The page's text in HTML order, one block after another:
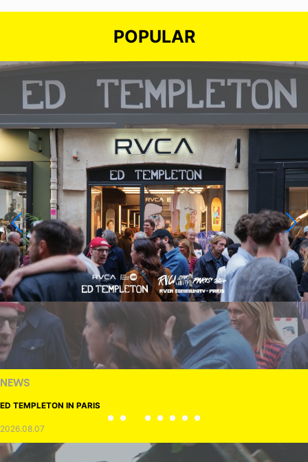
POPULAR
NEWS
ED TEMPLETON IN PARIS
2026.08.07